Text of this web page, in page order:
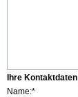
Ihre Kontaktdaten
Name:*